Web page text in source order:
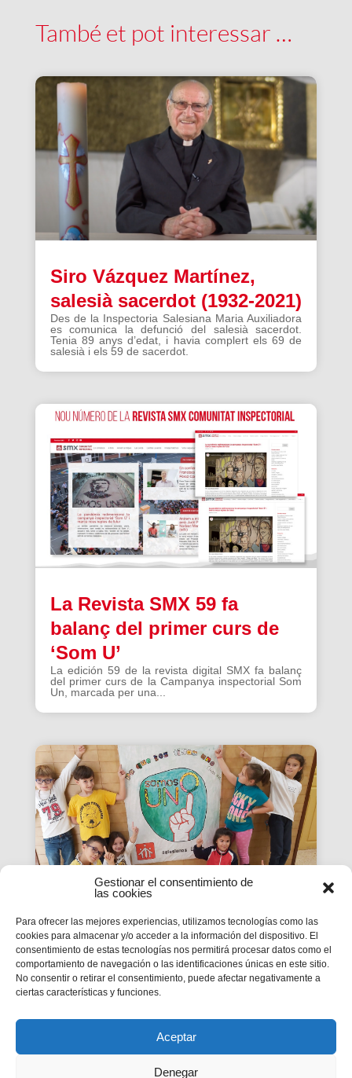
Gestionar el consentimiento de
las cookies
Para ofrecer las mejores experiencias, utilizamos tecnologías como las
cookies para almacenar y/o acceder a la información del dispositivo. El
consentimiento de estas tecnologías nos permitirá procesar datos como el
comportamiento de navegación o las identificaciones únicas en este sitio.
No consentir o retirar el consentimiento, puede afectar negativamente a
ciertas características y funciones.
Aceptar
Denegar
També et pot interessar …
Siro Vázquez Martínez,
salesià sacerdot (1932-2021)
Des de la Inspectoria Salesiana Maria Auxiliadora
es comunica la defunció del salesià sacerdot.
Tenia 89 anys d’edat, i havia complert els 69 de
salesià i els 59 de sacerdot.
La Revista SMX 59 fa
balanç del primer curs de
‘Som U’
La edición 59 de la revista digital SMX fa balanç
del primer curs de la Campanya inspectorial Som
Un, marcada per una...
La Revista SMX 59 hace
balance del primer curso de
'Somos Uno'
balance del primer curso de la Campaña
inspectorial Somos Uno, marcada...